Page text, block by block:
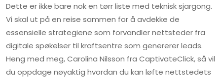
Dette er ikke bare nok en tørr liste med teknisk sjargong.
Vi skal ut på en reise sammen for å avdekke de
essensielle strategiene som forvandler nettsteder fra
digitale spøkelser til kraftsentre som genererer leads.
Heng med meg, Carolina Nilsson fra CaptivateClick, så vil
du oppdage nøyaktig hvordan du kan løfte nettstedets